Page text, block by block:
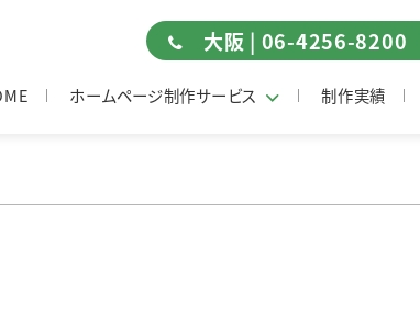
大阪 | 06-4256-8200
ホームページ制作サービス 制作実績